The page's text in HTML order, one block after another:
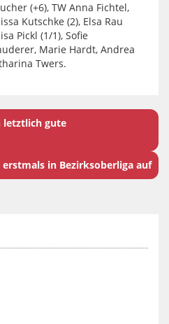
(+6), TW Anna Fichtel,
Kutschke (2), Elsa Rau
Pickl (1/1), Sofie
Marie Hardt, Andrea
Twers.
letztlich gute
erstmals in Bezirksoberliga auf